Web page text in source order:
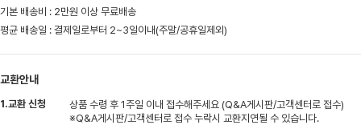
기본 배송비 : 2만원 이상 무료배송
평균 배송일 : 결제일로부터 2~3일이내(주말/공휴일제외)
교환안내
1.교환 신청
상품 수령 후 1주일 이내 접수해주세요 (Q&A게시판/고객센터로 접수)
※Q&A게시판/고객센터로 접수 누락시 교환지연될 수 있습니다.